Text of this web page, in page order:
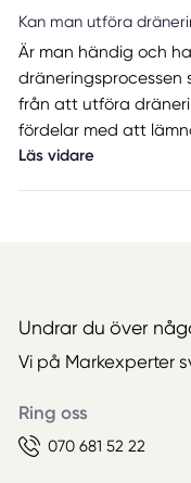
Kan man utföra
Är man händig och
dräneringsprocessen
från att utföra
fördelar med att
Läs vidare
Undrar du över
Vi på Markexperter
Ring oss
070 681 52 22